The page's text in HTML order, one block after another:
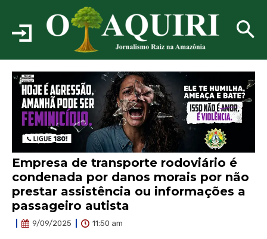
Empresa de transporte rodoviário é
condenada por danos morais por não
prestar assistência ou informações a
passageiro autista
9/09/2025 11:50 am